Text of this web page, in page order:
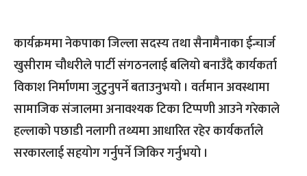
कार्यक्रममा नेकपाका जिल्ला सदस्य तथा सैनामैनाका ईन्चार्ज
खुसीराम चौधरीले पार्टी संगठनलाई बलियो बनाउँदै कार्यकर्ता
विकाश निर्माणमा जुटुनुपर्ने बताउनुभयो । वर्तमान अवस्थामा
सामाजिक संजालमा अनावश्यक टिका टिप्पणी आउने गरेकाले
हल्लाको पछाडी नलागी तथ्यमा आधारित रहेर कार्यकर्ताले
सरकारलाई सहयोग गर्नुपर्ने जिकिर गर्नुभयो ।